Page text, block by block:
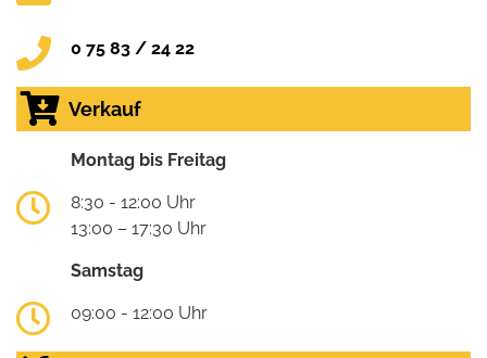
0 75 83 / 24 22
Verkauf
Montag bis Freitag
8:30 - 12:00 Uhr
13:00 – 17:30 Uhr
Samstag
09:00 - 12:00 Uhr